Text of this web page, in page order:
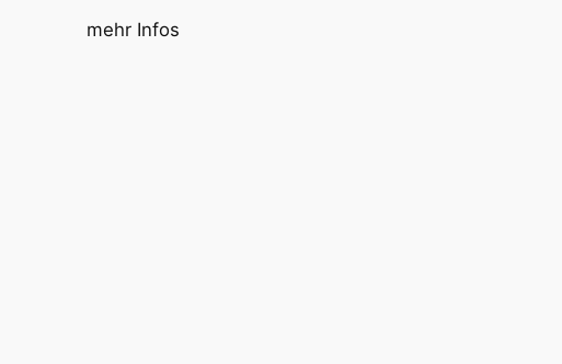
mehr Infos